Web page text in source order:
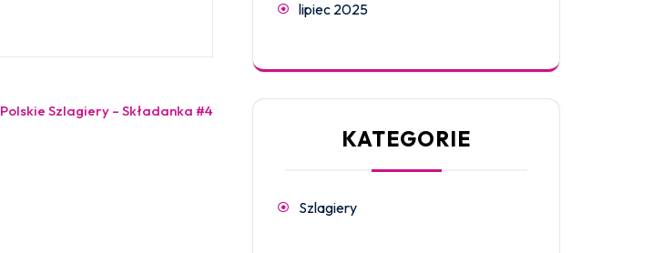
Polskie Szlagiery – Składanka #4
lipiec 2025
KATEGORIE
Szlagiery